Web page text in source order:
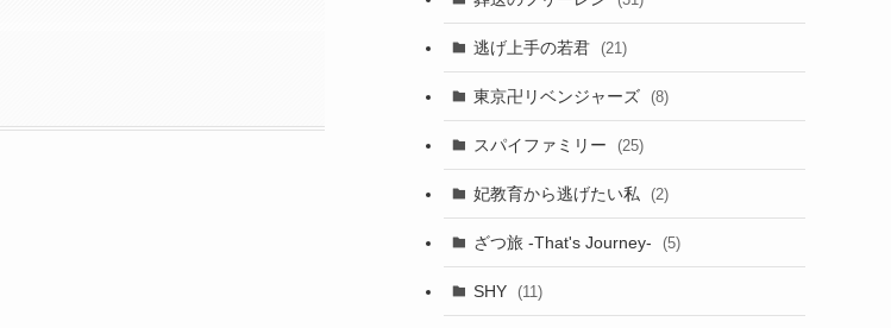
逃げ上手の若君 (21)
東京卍リベンジャーズ (8)
スパイファミリー (25)
妃教育から逃げたい私 (2)
ざつ旅 -That's Journey- (5)
SHY (11)